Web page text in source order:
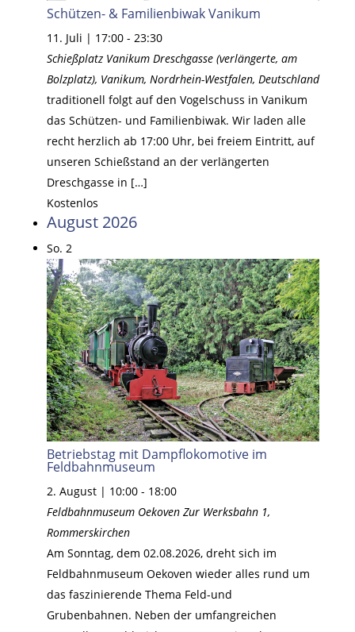
Schützen- & Familienbiwak Vanikum
11. Juli | 17:00- 23:30
Schießplatz Vanikum Dreschgasse (verlängerte, am
Bolzplatz), Vanikum, Nordrhein-Westfalen, Deutschland
traditionell folgt auf den Vogelschuss in Vanikum
das Schützen- und Familienbiwak. Wir laden alle
recht herzlich ab 17:00 Uhr, bei freiem Eintritt, auf
unseren Schießstand an der verlängerten
Dreschgasse in […]
Kostenlos
August 2026
So. 2
Betriebstag mit Dampflokomotive im
Feldbahnmuseum
2. August | 10:00- 18:00
Feldbahnmuseum Oekoven Zur Werksbahn 1,
Rommerskirchen
Am Sonntag, dem 02.08.2026, dreht sich im
Feldbahnmuseum Oekoven wieder alles rund um
das faszinierende Thema Feld-und
Grubenbahnen. Neben der umfangreichen